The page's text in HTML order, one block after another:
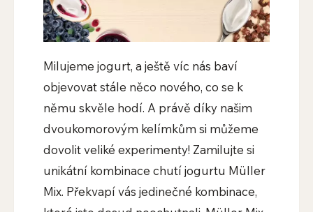
Milujeme jogurt, a ještě víc nás baví
objevovat stále něco nového, co se k
němu skvěle hodí. A právě díky našim
dvoukomorovým kelímkům si můžeme
dovolit veliké experimenty! Zamilujte si
unikátní kombinace chutí jogurtu Müller
Mix. Překvapí vás jedinečné kombinace,